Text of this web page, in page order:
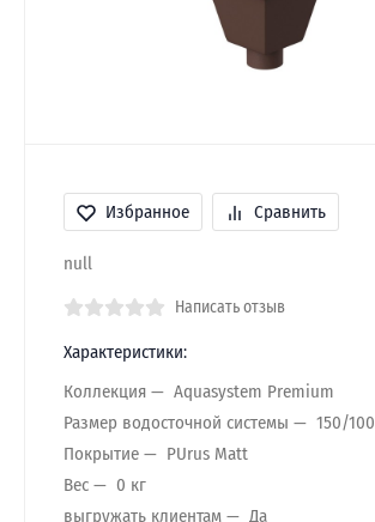
Избранное Сравнить
null
Написать отзыв
Характеристики:
Коллекция
Aquasystem Premium
Размер водосточной системы
150/100
Покрытие
PUrus Matt
Вес
0 кг
выгружать клиентам
Да